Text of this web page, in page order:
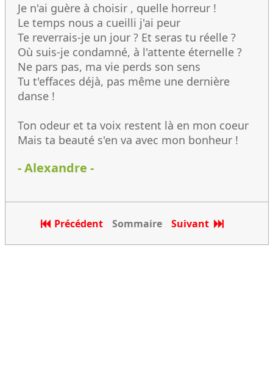
Je n'ai guère à choisir , quelle horreur !
Le temps nous a cueilli j'ai peur
Te reverrais-je un jour ? Et seras tu réelle ?
Où suis-je condamné, à l'attente éternelle ?
Ne pars pas, ma vie perds son sens
Tu t'effaces déjà, pas même une dernière
danse !
Ton odeur et ta voix restent là en mon coeur
Mais ta beauté s'en va avec mon bonheur !
- Alexandre -
Précédent Sommaire Suivant